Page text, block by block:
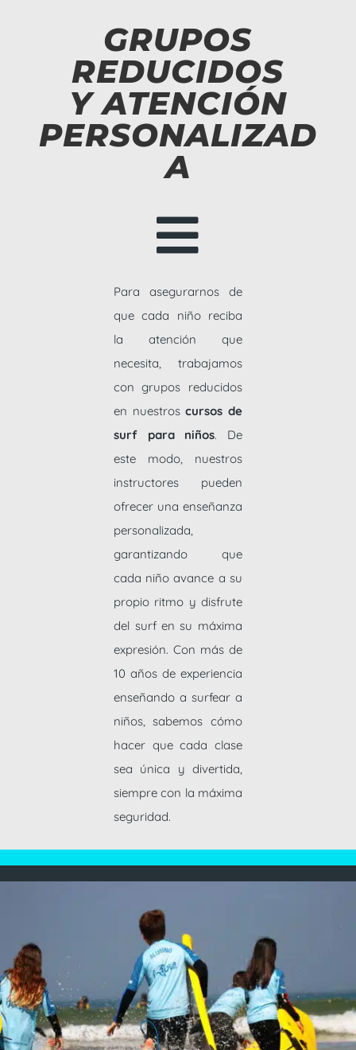
GRUPOS
REDUCIDOS
Y ATENCIÓN
PERSONALIZAD
A

Para asegurarnos de
que cada niño reciba
la atención que
necesita, trabajamos
con grupos reducidos
en nuestroscursos de
surf para niños. De
este modo, nuestros
instructores pueden
ofrecer una enseñanza
personalizada,
garantizando que
cada niño avance a su
propio ritmo y disfrute
del surf en su máxima
expresión. Con más de
10 años de experiencia
enseñando a surfear a
niños, sabemos cómo
hacer que cada clase
sea única y divertida,
siempre con la máxima
seguridad.